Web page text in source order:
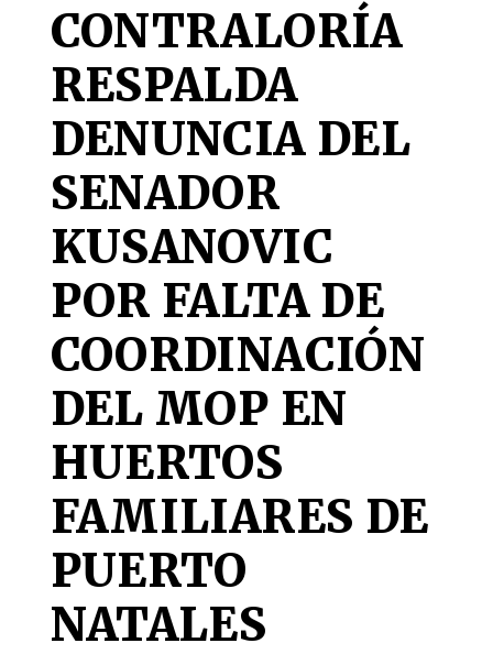
CONTRALORÍA
RESPALDA
DENUNCIA DEL
SENADOR
KUSANOVIC
POR FALTA DE
COORDINACIÓN
DEL MOP EN
HUERTOS
FAMILIARES DE
PUERTO
NATALES